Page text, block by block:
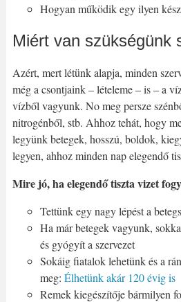
Hogyan működik egy ilyen
Miért van szükségünk
Azért, mert létünk alapja, minden
még a csontjaink – lételeme – is – a
vízből vagyunk. No meg persze
nitrogénből, stb. Ahhoz tehát, hogy
legyünk betegek, hosszú, boldok,
legyen, ahhoz minden nap elegendő
Mire jó, ha elegendő tiszta vizet
Tettünk egy nagy lépést a
Ha már betegek vagyunk,
és gyógyít a szervezet
Sokáig fiatalok lehetünk és a
meg: Élhetünk akár 120 évig is
Remek kiegészítője bármilyen